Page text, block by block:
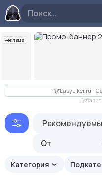
Реклама
Слайд 2 из 10
🏆EasyLiker.ru -
От
Категория